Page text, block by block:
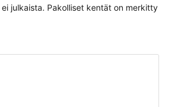
julkaista. Pakolliset kentät on merkitty